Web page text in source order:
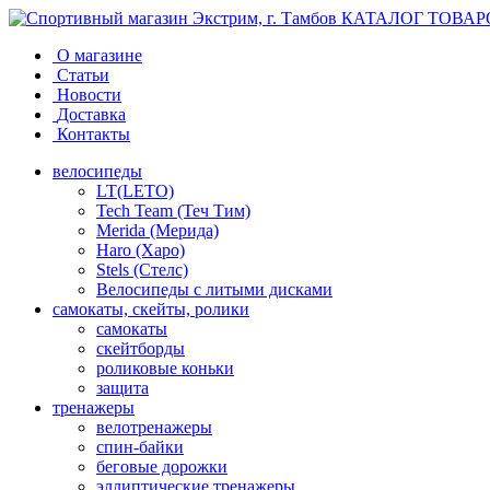
КАТАЛОГ
О магазине
Статьи
Новости
Доставка
Контакты
велосипеды
LT(LETO)
Tech Team (Теч Тим)
Merida (Мерида)
Haro (Харо)
Stels (Стелс)
Велосипеды с литыми дисками
самокаты, скейты, ролики
самокаты
скейтборды
роликовые коньки
защита
тренажеры
велотренажеры
спин-байки
беговые дорожки
эллиптические тренажеры